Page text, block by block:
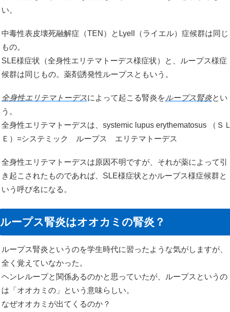
い。
中毒性表皮壊死融解症（TEN）とLyell（ライエル）症候群は同じ
もの。
SLE様症状（全身性エリテマトーデス様症状）と、ループス様症
候群は同じもの。薬剤誘発性ループスともいう。
全身性エリテマトーデスによって起こる腎炎をループス腎炎とい
う。
全身性エリテマトーデスは、systemic lupus erythematosus （ＳＬ
Ｅ）=システミック ループス エリテマトーデス
全身性エリテマトーデスは原因不明ですが、それが薬によって引
き起こされたものであれば、SLE様症状とかループス様症候群と
いう呼び名になる。
ループス腎炎はオオカミの腎炎？
ループス腎炎というのを学生時代に習ったような気がしますが、
全く覚えていなかった。
ヘンレループと関係あるのかと思っていたが、ループスというの
は「オオカミの」という意味らしい。
なぜオオカミが出てくるのか？